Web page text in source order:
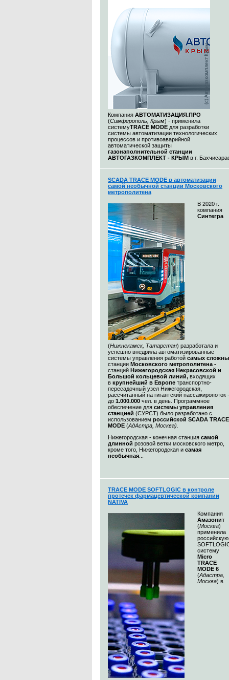
Компания АВТОМАТИЗАЦИЯ.ПРО
(Симферополь, Крым) - применила
системуTRACE MODE для разработки
системы автоматизации технологических
процессов и противоаварийной
автоматической защиты
газонаполнительной станции
АВТОГАЗКОМПЛЕКТ - КРЫМ в г.
SCADA TRACE MODE в автоматизации
самой необычной станции Московского
метрополитена
В 2020 г.
компания
Синтегра
(Нижнекамск, Татарстан) разработала и
успешно внедрила автоматизированные
системы управления работой самых
станции Московского метрополитена -
станций Нижегородская Некрасовской и
Большой кольцевой линий, входящих
в крупнейший в Европе транспортно-
пересадочный узел Нижегородская,
рассчитанный на гигантский пассажиропоток -
до 1.000.000 чел. в день. Программное
обеспечение для системы управления
станцией (СУРСТ) было разработано с
использованием российской SCADA TRACE
MODE (АдАстра, Москва)
Нижегородская - конечная станция самой
длинной розовой ветки московского метро,
кроме того, Нижегородская и самая
необычная
TRACE MODE SOFTLOGIC в контроле
протечек фармацевтической компании
NATIVA
Компания
Амазонит
(Москва)
применила
российскую
систему
Micro
TRACE
MODE 6
(Адастра,
Москва) в